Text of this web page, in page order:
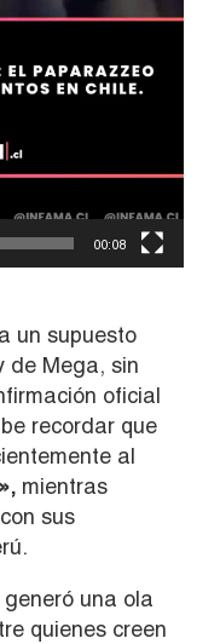
00:08
un supuesto
de Mega, sin
oficial
recordar que
al
mientras
sus
una ola
quienes creen